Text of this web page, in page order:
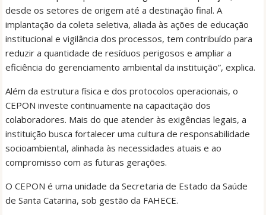
desde os setores de origem até a destinação final. A
implantação da coleta seletiva, aliada às ações de educação
institucional e vigilância dos processos, tem contribuído para
reduzir a quantidade de resíduos perigosos e ampliar a
eficiência do gerenciamento ambiental da instituição”, explica.
Além da estrutura física e dos protocolos operacionais, o
CEPON investe continuamente na capacitação dos
colaboradores. Mais do que atender às exigências legais, a
instituição busca fortalecer uma cultura de responsabilidade
socioambiental, alinhada às necessidades atuais e ao
compromisso com as futuras gerações.
O CEPON é uma unidade da Secretaria de Estado da Saúde
de Santa Catarina, sob gestão da FAHECE.